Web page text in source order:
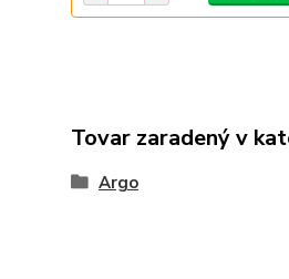
Tovar zaradený v
Argo